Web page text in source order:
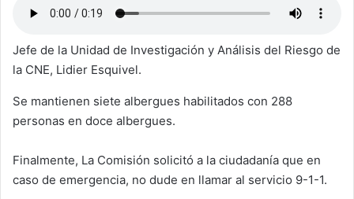
Jefe de la Unidad de Investigación y Análisis del Riesgo de
la CNE, Lidier Esquivel.
Se mantienen siete albergues habilitados con 288
personas en doce albergues.
Finalmente, La Comisión solicitó a la ciudadanía que en
caso de emergencia, no dude en llamar al servicio 9-1-1.